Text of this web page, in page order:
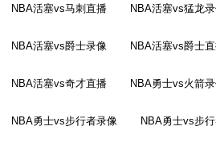
NBA活塞vs马刺直播 NBA活塞vs猛龙
NBA活塞vs爵士录像 NBA活塞vs爵士
NBA活塞vs奇才直播 NBA勇士vs火箭
NBA勇士vs步行者录像 NBA勇士vs步